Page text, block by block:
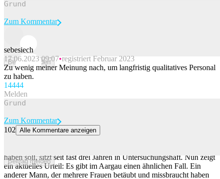
Beitrag melden
Zum Kommentar
sebesiech
17.06.2023 09:07 registriert Februar 2023
Zu wenig meiner Meinung nach, um langfristig qualitatives Personal
zu haben.
14444
Melden
Beitrag melden
Zum Kommentar
102 Alle Kommentare anzeigen
haben soll, sitzt seit fast drei Jahren in Untersuchungshaft. Nun zeigt
ein aktuelles Urteil: Es gibt im Aargau einen ähnlichen Fall. Ein
anderer Mann, der mehrere Frauen betäubt und missbraucht haben